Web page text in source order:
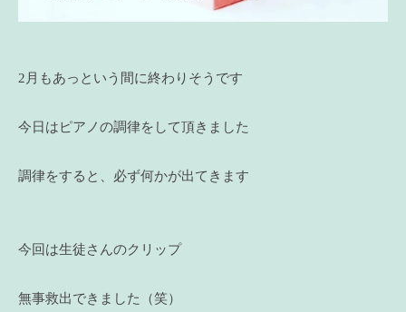
2月もあっという間に終わりそうです
今日はピアノの調律をして頂きました
調律をすると、必ず何かが出てきます
今回は生徒さんのクリップ
無事救出できました（笑）